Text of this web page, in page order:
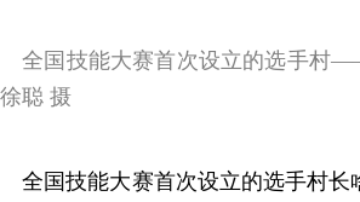
全国技能大赛首次设立的选手村
徐聪 摄
全国技能大赛首次设立的选手村长